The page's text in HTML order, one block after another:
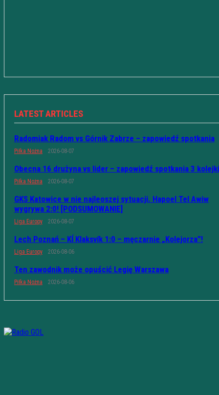
LATEST ARTICLES
Radomiak Radom vs Górnik Zabrze – zapowiedź spotkania
Piłka Nożna 2026-08-07
Obecna 16 drużyna vs lider – zapowiedź spotkania 3 kolejki
Piłka Nożna 2026-08-07
GKS Katowice w nie najleoszej sytuacji. Hapoel Tel Awiw
wygrywa 2:0! [PODSUMOWANIE]
Liga Europy 2026-08-07
Lech Poznań – KÍ Klaksvík 1:0 – męczarnie „Kolejorza”!
Liga Europy 2026-08-06
Ten zawodnik może opuścić Legię Warszawa
Piłka Nożna 2026-08-06